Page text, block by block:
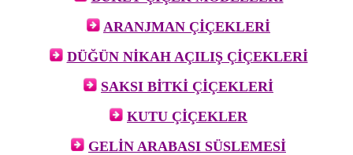
ARANJMAN ÇİÇEKLERİ
DÜĞÜN NİKAH AÇILIŞ ÇİÇEKLERİ
SAKSI BİTKİ ÇİÇEKLERİ
KUTU ÇİÇEKLER
GELİN ARABASI SÜSLEMESİ